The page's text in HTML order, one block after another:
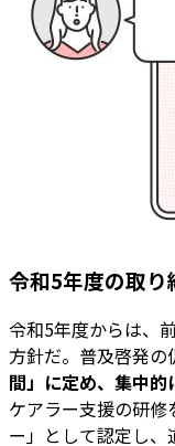
令和5年度の取り
令和5年度からは、
方針だ。普及啓発の
間」に定め、集中的
ケアラー支援の研
ー」として認定し